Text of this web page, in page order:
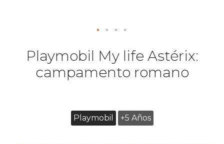
Playmobil My life Astérix:
campamento romano
Playmobil +5 Años